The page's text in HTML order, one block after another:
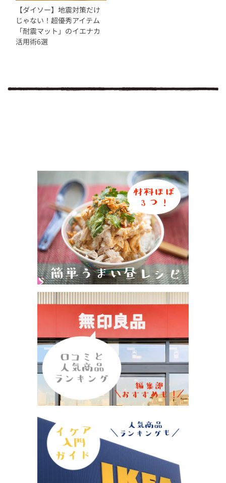
【ダイソー】地震対策だけ
じゃない！超優秀アイテム
「耐震マット」のイエナカ
活用術6選